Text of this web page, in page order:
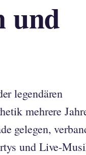
und
legendären
mehrere
gelegen,
und Live-